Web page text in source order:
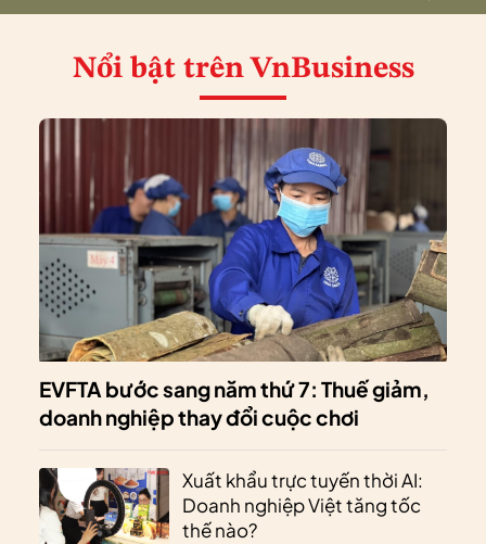
Nổi bật trên VnBusiness
EVFTA bước sang năm thứ 7: Thuế giảm,
doanh nghiệp thay đổi cuộc chơi
Xuất khẩu trực tuyến thời AI:
Doanh nghiệp Việt tăng tốc
thế nào?